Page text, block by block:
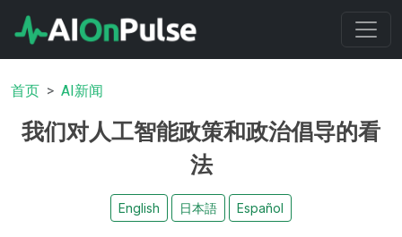
首页 AI新闻
我们对人工智能政策和政治倡导的看
法
English 日本語 Español